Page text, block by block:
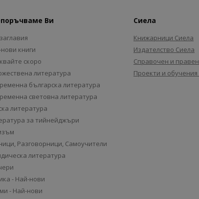
Ви
книги
скоро
литература
българска литература
световна литература
литература
за тийнейджъри
Разговорници, Самоучители
литература
- Най-нови
- Най-нови
Сиела
Книжарници Сиела
Издателство Сиела
Справочен и
Проекти и обучения